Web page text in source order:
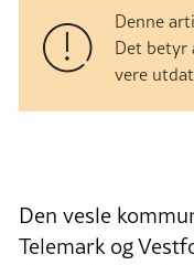
Denne
Det betyr
vere
Den vesle
Telemark og